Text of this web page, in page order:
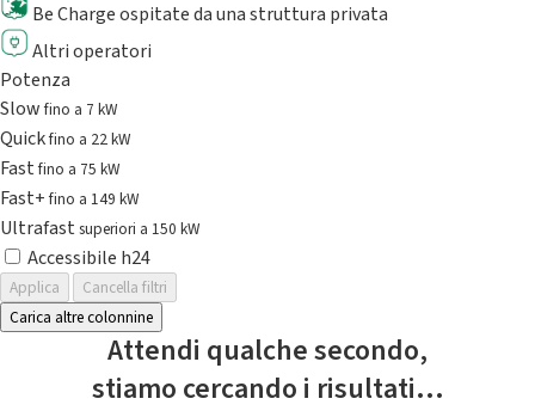
Be Charge ospitate da una struttura privata
Altri operatori
Potenza
Slowfino a 7 kW
Quickfino a 22 kW
Fastfino a 75 kW
Fast+fino a 149 kW
Ultrafast superiori a 150 kW
Accessibile h24
Applica
Cancella filtri
Carica altre colonnine
Attendi qualche secondo,
stiamo cercando i risultati...